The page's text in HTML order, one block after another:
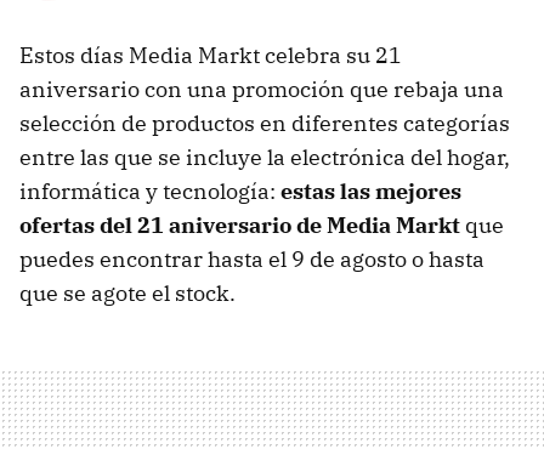
Estos días Media Markt celebra su 21
aniversario con una promoción que rebaja una
selección de productos en diferentes categorías
entre las que se incluye la electrónica del hogar,
informática y tecnología: estas las mejores
ofertas del 21 aniversario de Media Markt que
puedes encontrar hasta el 9 de agosto o hasta
que se agote el stock.